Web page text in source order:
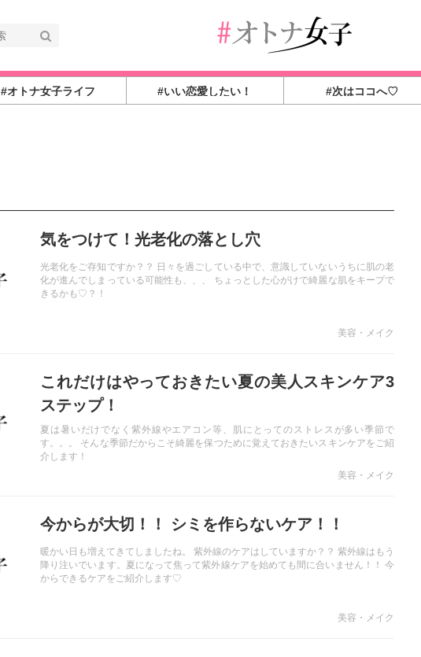
#オトナ女子ライフ #いい恋愛したい！ #次はココへ♡
気をつけて！光老化の落とし穴
光老化をご存知ですか？？ 日々を過ごしている中で、意識していないうちに肌の老
化が進んでしまっている可能性も、、、 ちょっとした心がけで綺麗な肌をキープで
きるかも♡？！
美容・メイク
これだけはやっておきたい夏の美人スキンケア3
ステップ！
夏は暑いだけでなく紫外線やエアコン等、肌にとってのストレスが多い季節で
す。。。 そんな季節だからこそ綺麗を保つために覚えておきたいスキンケアをご紹
介します！
美容・メイク
今からが大切！！ シミを作らないケア！！
暖かい日も増えてきてしましたね。 紫外線のケアはしていますか？？ 紫外線はもう
降り注いでいます。夏になって焦って紫外線ケアを始めても間に合いません！！ 今
からできるケアをご紹介します♡
美容・メイク